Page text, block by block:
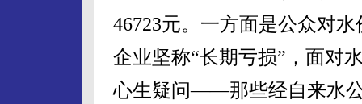
46723元。一方面是公众对
企业坚称“长期亏损”，面对
心生疑问——那些经自来水